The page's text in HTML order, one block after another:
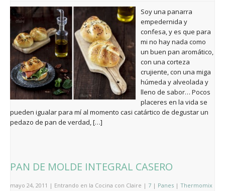
Soy una panarra
empedernida y
confesa, y es que para
mi no hay nada como
un buen pan aromático,
con una corteza
crujiente, con una miga
húmeda y alveolada y
lleno de sabor… Pocos
placeres en la vida se
pueden igualar para mí al momento casi catártico de degustar un
pedazo de pan de verdad, […]
PAN DE MOLDE INTEGRAL CASERO
mayo 24, 2011 | Entrando en la Cocina con Claire | 7 | Panes | Thermomix